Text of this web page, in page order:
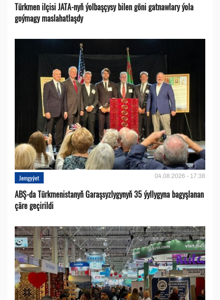
Türkmen ilçisi JATA-nyň ýolbaşçysy bilen göni gatnawlary ýola
goýmagy maslahatlaşdy
Jemgyýet 04.08.2026 - 17:38
ABŞ-da Türkmenistanyň Garaşsyzlygynyň 35 ýyllygyna bagyşlanan
çäre geçirildi